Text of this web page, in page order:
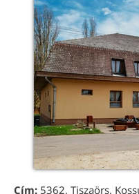
Cím: 5362, Tiszaörs,